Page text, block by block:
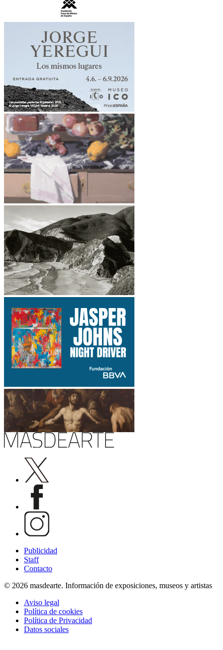
Publicidad
Staff
Contacto
© 2026 masdearte. Información de exposiciones, museos y artistas
Aviso legal
Política de cookies
Política de Privacidad
Datos sociales